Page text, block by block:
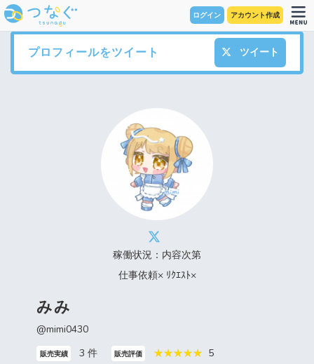
ログイン アカウント作成
プロフィールをツイート ツイート
稼働状況：内容次第
仕事依頼× ﾘｸｴｽﾄ×
みみ
@mimi0430
販売実績 3 件 販売評価 5